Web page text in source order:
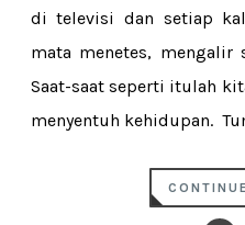
di televisi dan setiap
mata menetes, mengalir
Saat-saat seperti itulah
menyentuh kehidupan.